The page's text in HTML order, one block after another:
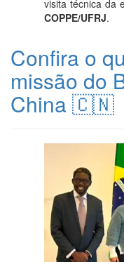
visita técnica da
COPPE/UFRJ.
Confira o
missão do
China 🇨🇳